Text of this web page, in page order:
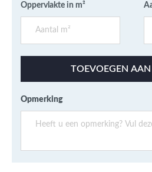
Oppervlakte in m²
TOEVOEGEN AAN
Opmerking